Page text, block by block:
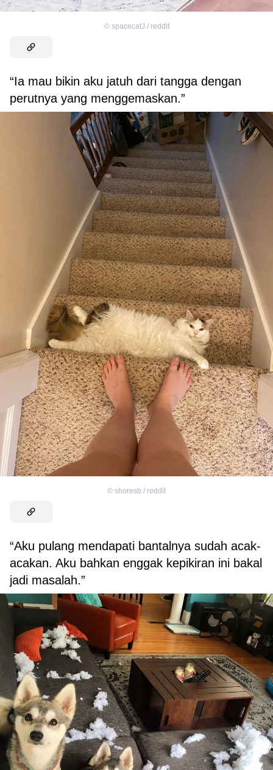
© spacecatJ / reddit
“Ia mau bikin aku jatuh dari tangga dengan
perutnya yang menggemaskan.”
© shoresb / reddit
“Aku pulang mendapati bantalnya sudah acak-
acakan. Aku bahkan enggak kepikiran ini bakal
jadi masalah.”